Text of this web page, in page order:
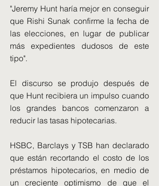
"Jeremy Hunt haría mejor en conseguir
que Rishi Sunak confirme la fecha de
las elecciones, en lugar de publicar
más expedientes dudosos de este
tipo".
El discurso se produjo después de
que Hunt recibiera un impulso cuando
los grandes bancos comenzaron a
reducir las tasas hipotecarias.
HSBC, Barclays y TSB han declarado
que están recortando el costo de los
préstamos hipotecarios, en medio de
un creciente optimismo de que el